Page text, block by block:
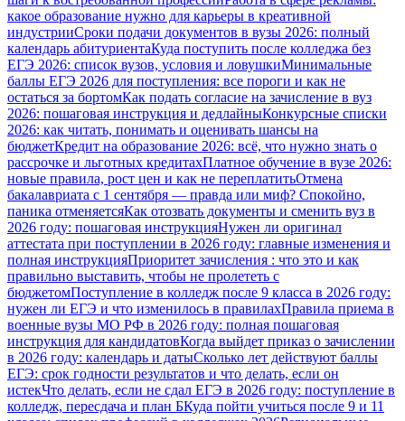
какое образование нужно для карьеры в креативной
индустрииСроки подачи документов в вузы 2026: полный
календарь абитуриентаКуда поступить после колледжа без
ЕГЭ 2026: список вузов, условия и ловушкиМинимальные
баллы ЕГЭ 2026 для поступления: все пороги и как не
остаться за бортомКак подать согласие на зачисление в вуз
2026: пошаговая инструкция и дедлайныКонкурсные списки
2026: как читать, понимать и оценивать шансы на
бюджетКредит на образование 2026: всё, что нужно знать о
рассрочке и льготных кредитахПлатное обучение в вузе 2026:
новые правила, рост цен и как не переплатитьОтмена
бакалавриата с 1 сентября — правда или миф? Спокойно,
паника отменяетсяКак отозвать документы и сменить вуз в
2026 году: пошаговая инструкцияНужен ли оригинал
аттестата при поступлении в 2026 году: главные изменения и
полная инструкцияПриоритет зачисления : что это и как
правильно выставить, чтобы не пролететь с
бюджетомПоступление в колледж после 9 класса в 2026 году:
нужен ли ЕГЭ и что изменилось в правилахПравила приема в
военные вузы МО РФ в 2026 году: полная пошаговая
инструкция для кандидатовКогда выйдет приказ о зачислении
в 2026 году: календарь и датыСколько лет действуют баллы
ЕГЭ: срок годности результатов и что делать, если он
истекЧто делать, если не сдал ЕГЭ в 2026 году: поступление в
колледж, пересдача и план БКуда пойти учиться после 9 и 11